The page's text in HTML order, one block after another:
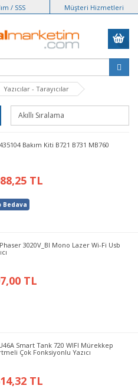
/ SSS Müşteri Hizmetleri
Yazıcılar - Tarayıcılar
Bakım Kiti B721 B731 MB760
TL
Bedava
3020V_BI Mono Lazer Wi-Fi Usb
TL
Smart Tank 720 WIFI Mürekkep
Çok Fonksiyonlu Yazıcı
TL